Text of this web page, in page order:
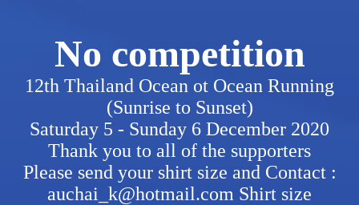
No competition
12th Thailand Ocean ot Ocean Running
(Sunrise to Sunset)
Saturday 5 - Sunday 6 December 2020
Thank you to all of the supporters
Please send your shirt size and Contact :
auchai_k@hotmail.com Shirt size